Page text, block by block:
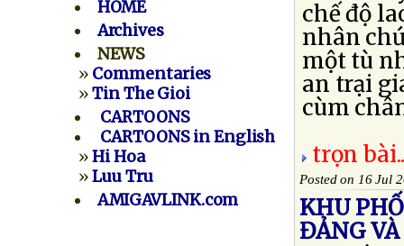
HOME
Archives
NEWS
» Commentaries
»Tin The Gioi
CARTOONS
CARTOONS in English
»Hi Hoa
»Luu Tru
AMIGAVLINK.com
chế độ
nhân
một tù
an trại
cùm
trọn
Posted on 16 Jul
KHU
ĐẢNG